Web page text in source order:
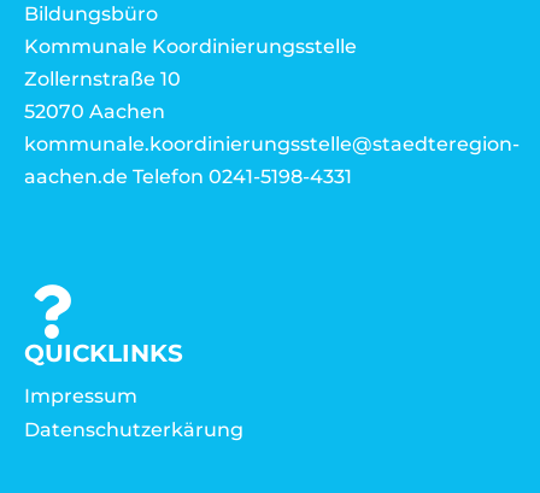
Bildungsbüro
Kommunale Koordinierungsstelle
Zollernstraße 10
52070 Aachen
kommunale.koordinierungsstelle@staedteregion-
aachen.de Telefon 0241-5198-4331
QUICKLINKS
Impressum
Datenschutzerkärung